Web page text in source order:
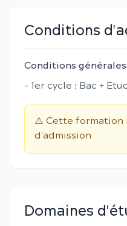
Conditions
Conditions générales
- 1er cycle : Bac +
⚠️ Cette formation
d'admission
Domaines